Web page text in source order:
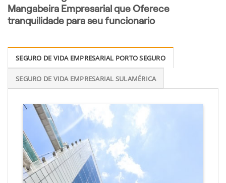
Mangabeira Empresarial que Oferece
tranquilidade para seu funcionario
SEGURO DE VIDA EMPRESARIAL PORTO SEGURO
SEGURO DE VIDA EMPRESARIAL SULAMÉRICA